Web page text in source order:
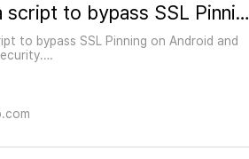
A Frida script to bypass SSL Pinning on Android and webview security. https://blog.jamie.holdings/2019/01/19/advanced-certifica
to bypass SSL Pinning on Android and